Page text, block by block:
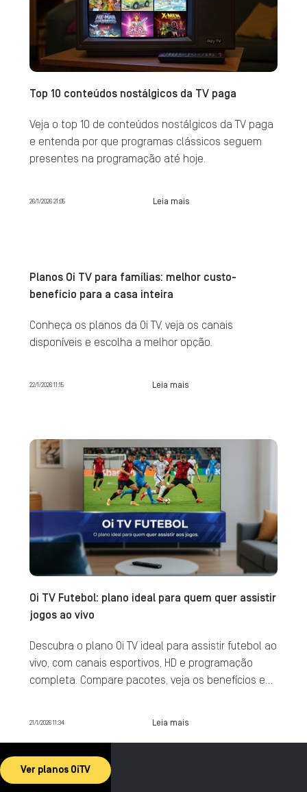
Top 10 conteúdos nostálgicos da TV paga
Veja o top 10 de conteúdos nostálgicos da TV paga
e entenda por que programas clássicos seguem
presentes na programação até hoje.
26/1/2026 21:05 Leia mais
Planos Oi TV para famílias: melhor custo-
benefício para a casa inteira
Conheça os planos da Oi TV, veja os canais
disponíveis e escolha a melhor opção.
22/1/2026 11:15 Leia mais
Oi TV Futebol: plano ideal para quem quer assistir
jogos ao vivo
Descubra o plano Oi TV ideal para assistir futebol ao
vivo, com canais esportivos, HD e programação
completa. Compare pacotes, veja os benefícios e
21/1/2026 11:34 Leia mais
Ver planos OiTV